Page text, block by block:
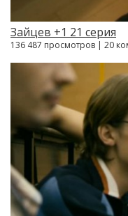
Зайцев +1 21 серия
136 487 просмотров | 20